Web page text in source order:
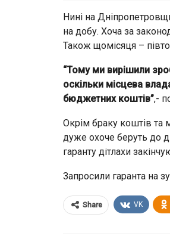
Нині на
на добу. Хоча за
Також щомісяця –
“Тому ми вирішили
оскільки місцева
бюджетних коштів”,-
Окрім браку коштів та
дуже охоче беруть до
гаранту дітлахи
Запросили гаранта на
Share VK